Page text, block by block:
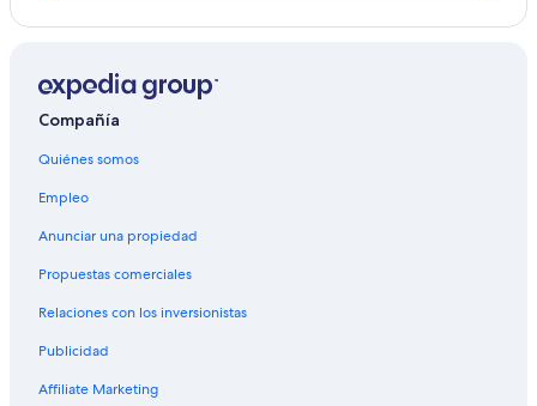
Compañía
Quiénes somos
Empleo
Anunciar una propiedad
Propuestas comerciales
Relaciones con los inversionistas
Publicidad
Affiliate Marketing